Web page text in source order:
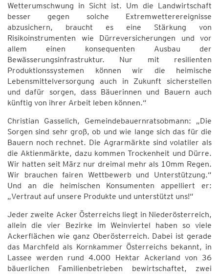
Wetterumschwung in Sicht ist. Um die Landwirtschaft
besser gegen solche Extremwetterereignisse
abzusichern, braucht es eine Stärkung von
Risikoinstrumenten wie Dürreversicherungen und vor
allem einen konsequenten Ausbau der
Bewässerungsinfrastruktur. Nur mit resilienten
Produktionssystemen können wir die heimische
Lebensmittelversorgung auch in Zukunft sicherstellen
und dafür sorgen, dass Bäuerinnen und Bauern auch
künftig von ihrer Arbeit leben können.“
Christian Gasselich, Gemeindebauernratsobmann: „Die
Sorgen sind sehr groß, ob und wie lange sich das für die
Bauern noch rechnet. Die Agrarmärkte sind volatiler als
die Aktienmärkte, dazu kommen Trockenheit und Dürre.
Wir hatten seit März nur dreimal mehr als 10mm Regen.
Wir brauchen fairen Wettbewerb und Unterstützung.“
Und an die heimischen Konsumenten appelliert er:
„Vertraut auf unsere Produkte und unterstützt uns!“
Jeder zweite Acker Österreichs liegt in Niederösterreich,
allein die vier Bezirke im Weinviertel haben so viele
Ackerflächen wie ganz Oberösterreich. Dabei ist gerade
das Marchfeld als Kornkammer Österreichs bekannt, in
Lassee werden rund 4.000 Hektar Ackerland von 36
bäuerlichen Familienbetrieben bewirtschaftet, zwei